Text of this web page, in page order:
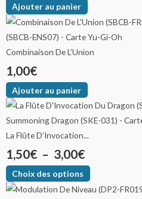
Ajouter au panier
Combinaison De L’Union
1,00€
Ajouter au panier
La Flûte D’Invocation...
1,50€ – 3,00€
Choix des options